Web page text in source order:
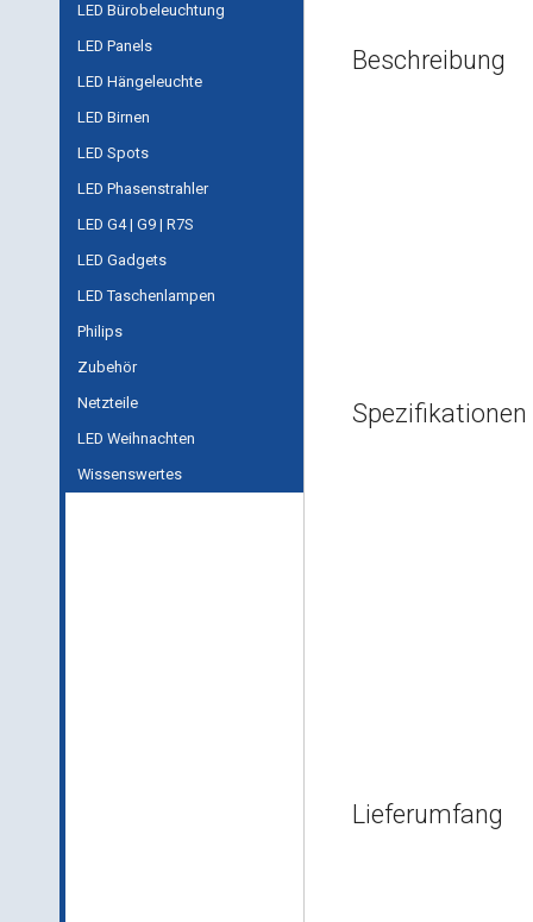
LED Bürobeleuchtung
LED Panels
LED Hängeleuchte
LED Birnen
LED Spots
LED Phasenstrahler
LED G4 | G9 | R7S
LED Gadgets
LED Taschenlampen
Philips
Zubehör
Netzteile
LED Weihnachten
Wissenswertes
Beschreibung
Spezifikationen
Lieferumfang